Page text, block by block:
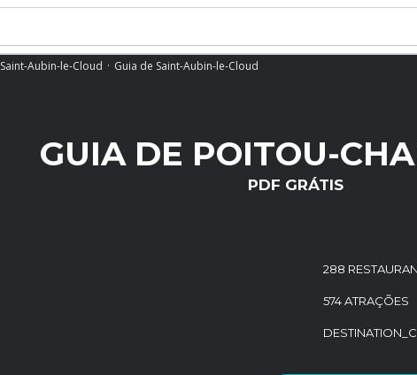
Saint-Aubin-le-Cloud Guia de Saint-Aubin-le-Cloud
GUIA DE POITOU-
PDF GRÁTIS
288
574 ATRAÇÕES